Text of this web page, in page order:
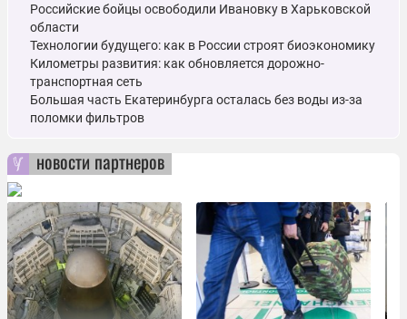
Российские бойцы освободили Ивановку в Харьковской
области
Технологии будущего: как в России строят биоэкономику
Километры развития: как обновляется дорожно-
транспортная сеть
Большая часть Екатеринбурга осталась без воды из-за
поломки фильтров
новости партнеров